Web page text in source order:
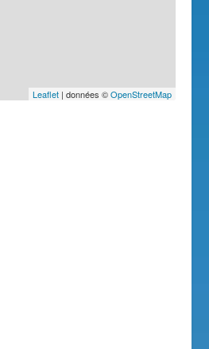
Leaflet| données ©OpenStreetMap